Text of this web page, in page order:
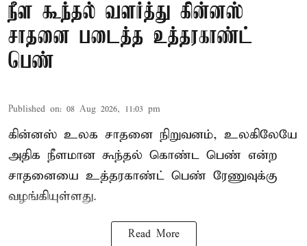
நீள கூந்தல் வளர்த்து கின்னஸ்
சாதனை படைத்த உத்தரகாண்ட்
பெண்
Published on: 08 Aug 2026, 11:03 pm
கின்னஸ் உலக சாதனை நிறுவனம், உலகிலேயே
அதிக நீளமான கூந்தல் கொண்ட பெண் என்ற
சாதனையை உத்தரகாண்ட் பெண் ரேணுவுக்கு
வழங்கியுள்ளது.
Read More